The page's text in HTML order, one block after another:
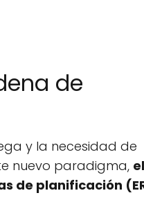
de
y la necesidad de
nuevo paradigma,
de planificación